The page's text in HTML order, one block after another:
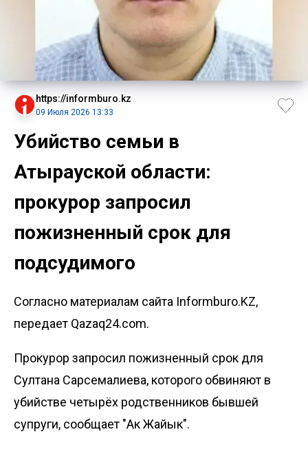
https://informburo.kz
09 Июля 2026 13:33
Убийство семьи в
Атырауской области:
прокурор запросил
пожизненный срок для
подсудимого
Согласно материалам сайта Informburo.KZ,
передает Qazaq24.com.
Прокурор запросил пожизненный срок для
Султана Сарсемалиева, которого обвиняют в
убийстве четырёх родственников бывшей
супруги, сообщает "Ак Жайык".